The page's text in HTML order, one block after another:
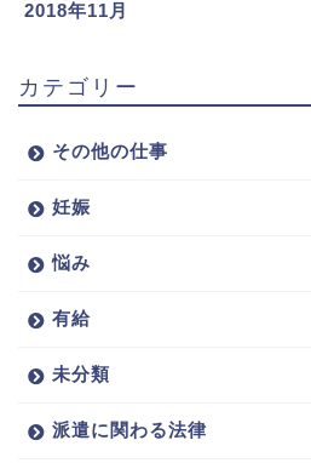
2018年11月
カテゴリー
その他の仕事
妊娠
悩み
有給
未分類
派遣に関わる法律